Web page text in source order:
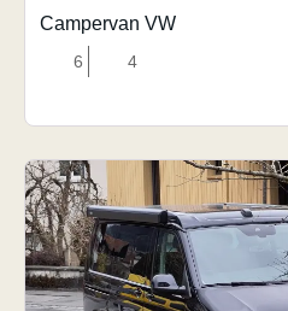
Campervan VW
6 4